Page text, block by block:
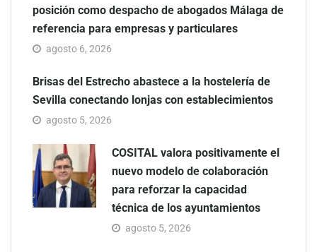
posición como despacho de abogados Málaga de
referencia para empresas y particulares
agosto 6, 2026
Brisas del Estrecho abastece a la hostelería de
Sevilla conectando lonjas con establecimientos
agosto 5, 2026
COSITAL valora positivamente el
nuevo modelo de colaboración
para reforzar la capacidad
técnica de los ayuntamientos
agosto 5, 2026